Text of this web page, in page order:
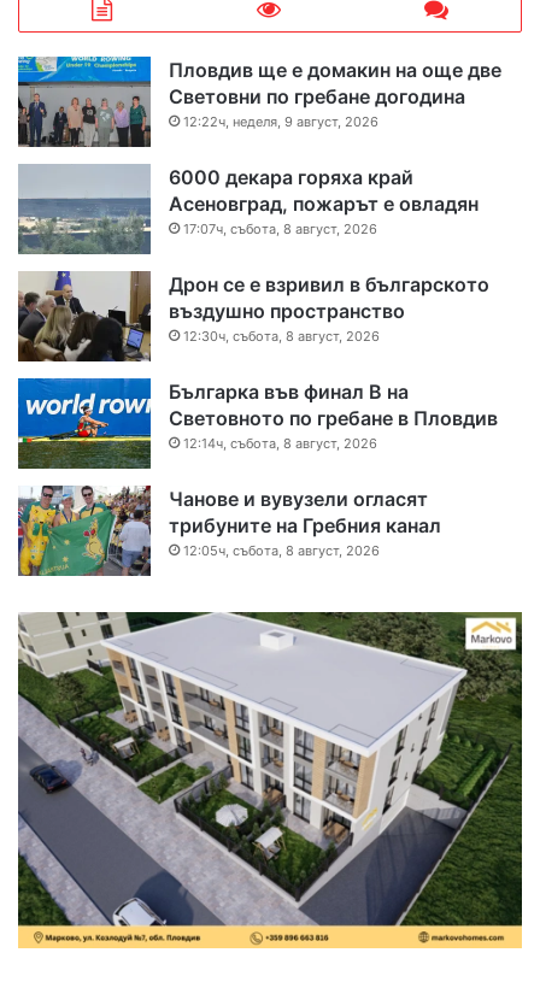
Пловдив ще е домакин на още две
Световни по гребане догодина
12:22ч, неделя, 9 август, 2026
6000 декара горяха край
Асеновград, пожарът е овладян
17:07ч, събота, 8 август, 2026
Дрон се е взривил в българското
въздушно пространство
12:30ч, събота, 8 август, 2026
Българка във финал B на
Световното по гребане в Пловдив
12:14ч, събота, 8 август, 2026
Чанове и вувузели огласят
трибуните на Гребния канал
12:05ч, събота, 8 август, 2026